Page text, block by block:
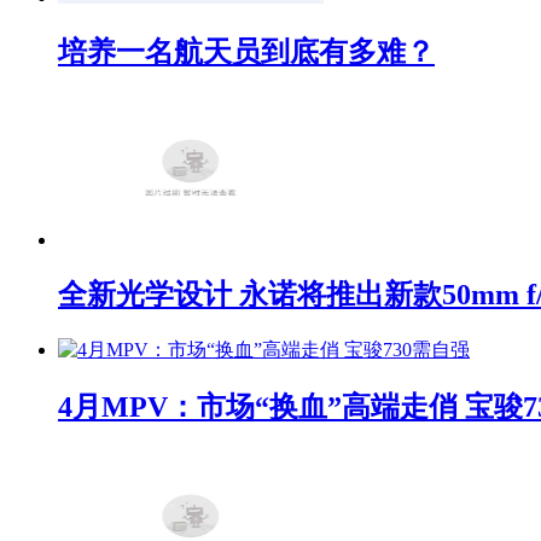
培养一名航天员到底有多难？
全新光学设计 永诺将推出新款50mm
4月MPV：市场“换血”高端走俏 宝骏